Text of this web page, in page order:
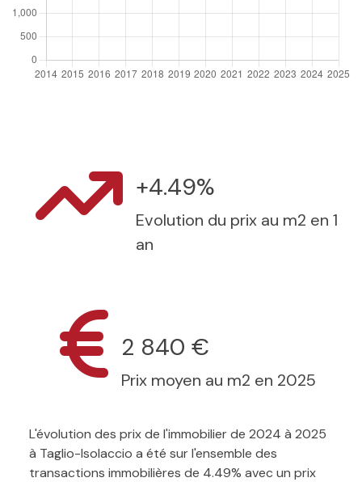
+4.49%
Evolution du prix au m2 en 1
an
2 840 €
Prix moyen au m2 en 2025
L'évolution des prix de l'immobilier de 2024 à 2025
à Taglio-Isolaccio a été sur l'ensemble des
transactions immobilières de 4.49% avec un prix